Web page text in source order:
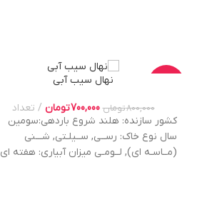
نهال سیب آبی
800,000تومان 700,000تومان
تعداد
کشور سازنده: هلند شروع باردهی:سومین
سال نوع خاک: رســی, ســیلـتی, شـــنی
(مــاسـه ای), لــومـی میزان آبیاری: هفته ای